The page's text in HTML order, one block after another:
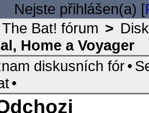
Nejste přihlášen(a) [
The Bat! fórum >
Home a Voyager
diskusních fór•
•